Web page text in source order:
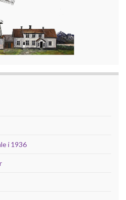
i 1936